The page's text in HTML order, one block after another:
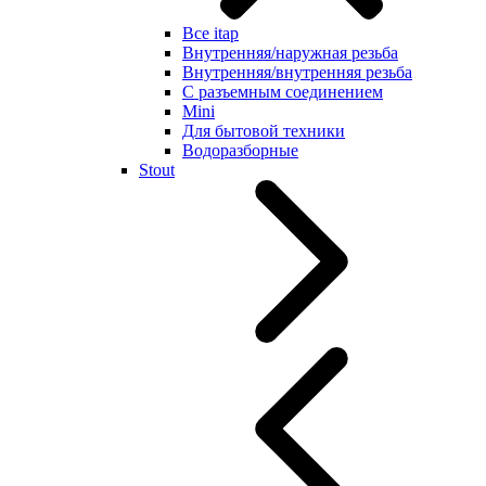
Все itap
Внутренняя/наружная резьба
Внутренняя/внутренняя резьба
С разъемным соединением
Mini
Для бытовой техники
Водоразборные
Stout